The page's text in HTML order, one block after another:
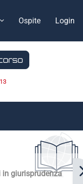
Ospite Login
in giurisprudenza